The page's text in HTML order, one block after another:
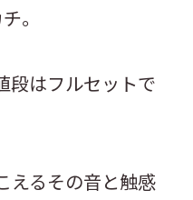
。
段はフルセットで
えるその音と触感